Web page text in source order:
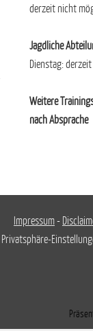
derzeit nicht
Jagdliche
Dienstag:
Weitere
nach Absprache
Impressum-
Privatsphäre-